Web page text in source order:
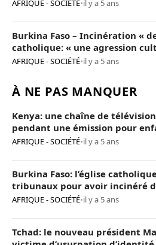
AFRIQUE - SOCIÉTÉ•il y a 5 ans
Burkina Faso – Incinération «
catholique: « une agression
provocation de trop »
AFRIQUE - SOCIÉTÉ•il y a 5 ans
À NE PAS MANQUER
Kenya: une chaîne de
pendant une émission pour
AFRIQUE - SOCIÉTÉ•il y a 5 ans
Burkina Faso: l’église
tribunaux pour avoir incinéré
AFRIQUE - SOCIÉTÉ•il y a 5 ans
Tchad: le nouveau président